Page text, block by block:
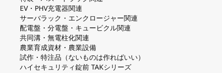
EV・PHV充電器関連
サーバラック・エンクロージャー関連
配電盤・分電盤・キュービクル関連
共同溝・無電柱化関連
農業育成資材・農業設備
試作・特注品（ないものは作ればいい）
ハイセキュリティ錠前 TAKシリーズ